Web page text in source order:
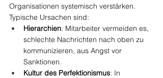
Organisationen systemisch verstärken.
Typische Ursachen sind:
Hierarchien: Mitarbeiter vermeiden es,
schlechte Nachrichten nach oben zu
kommunizieren, aus Angst vor
Sanktionen.
Kultur des Perfektionismus: In